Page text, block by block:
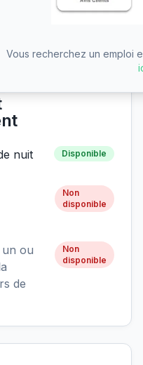
nuit
Disponible
Non
disponible
ou
de
Non
disponible
Vous recherchez un emploi